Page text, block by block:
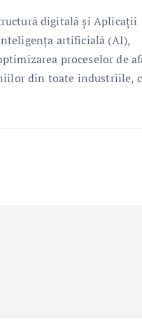
digitală și Aplicații
artificială (AI),
proceselor de
din toate industriile,